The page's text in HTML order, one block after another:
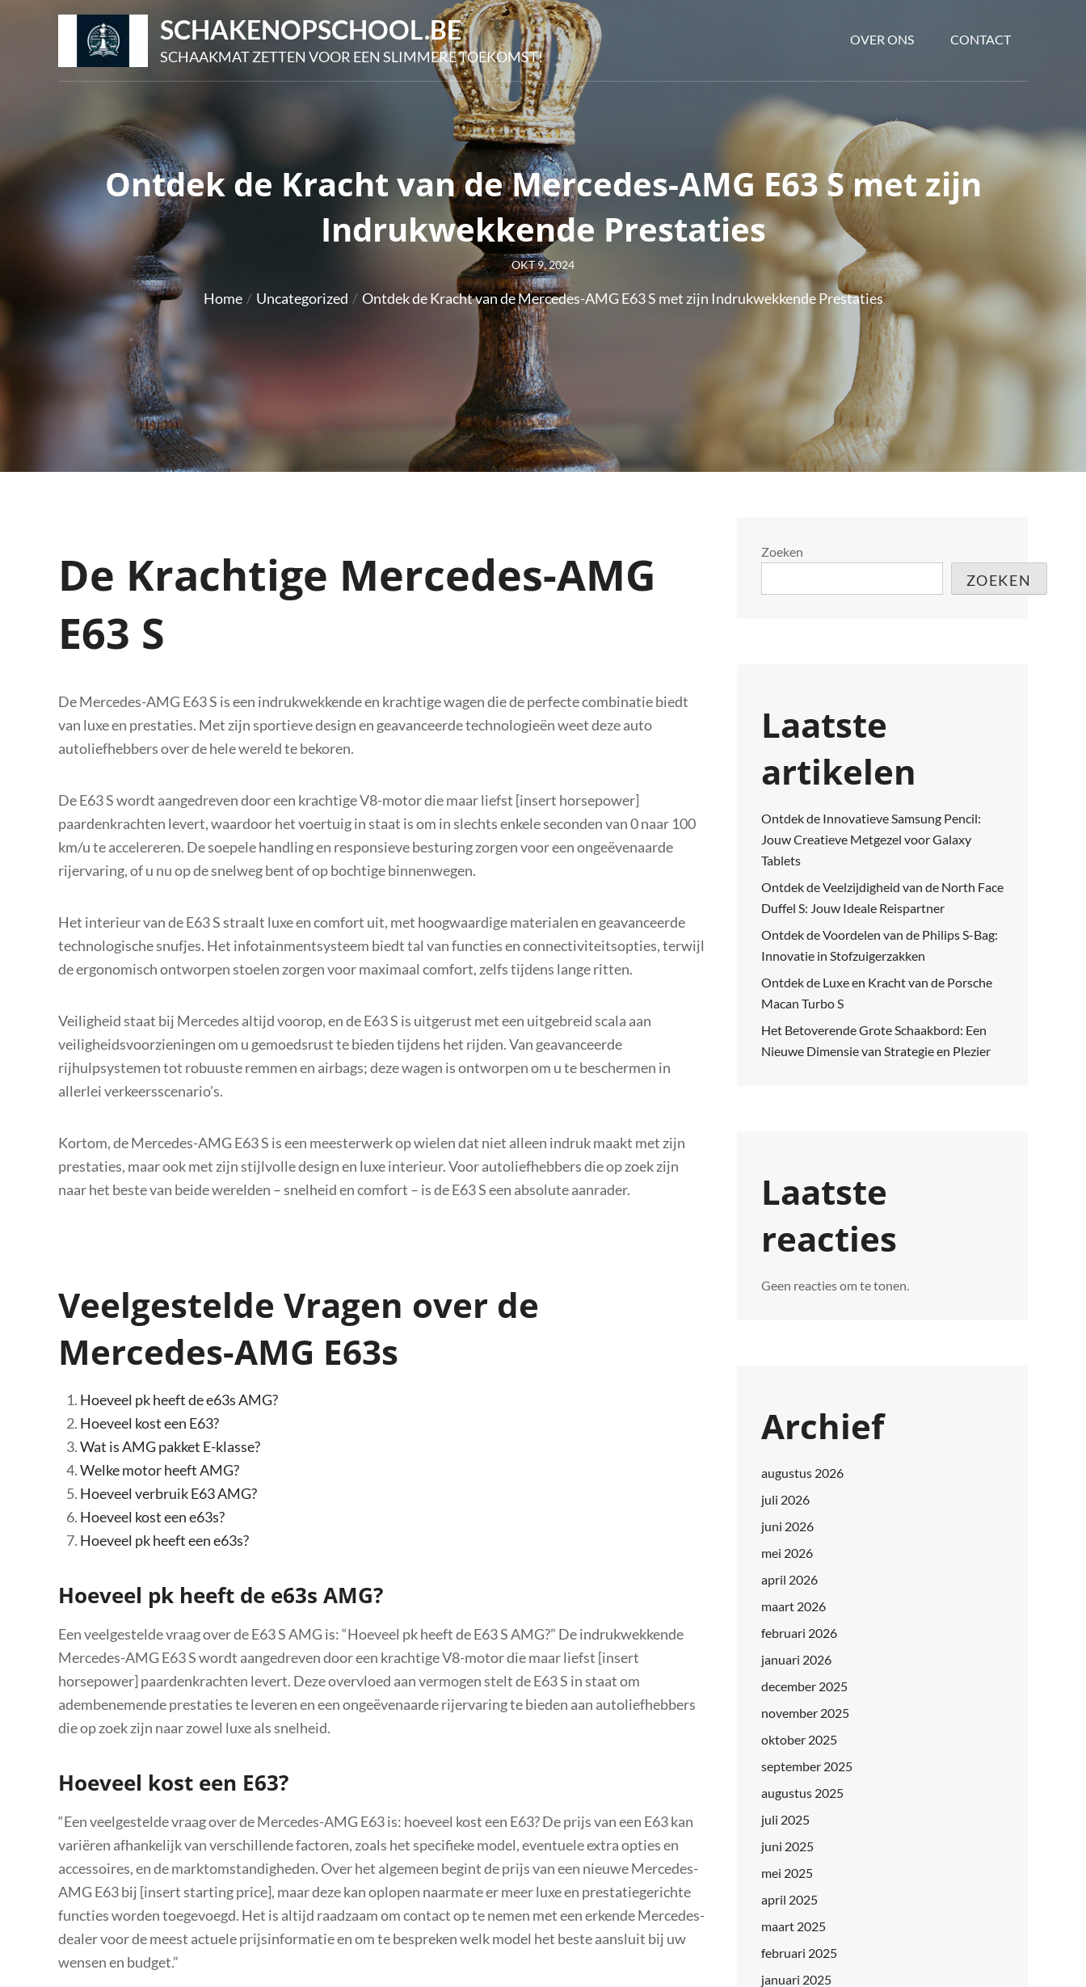
SCHAKENOPSCHOOL.BE
SCHAAKMAT ZETTEN VOOR EEN SLIMMERE TOEKOMST!
OVER ONS CONTACT
Ontdek de Kracht van de Mercedes-AMG E63 S met zijn
Indrukwekkende Prestaties
Posted
on
OKT 9, 2024
Home Uncategorized Ontdek de Kracht van de Mercedes-AMG E63 S met zijn Indrukwekkende Prestaties
De Krachtige Mercedes-AMG
E63 S
De Mercedes-AMG E63 S is een indrukwekkende en krachtige wagen die de perfecte combinatie biedt
van luxe en prestaties. Met zijn sportieve design en geavanceerde technologieën weet deze auto
autoliefhebbers over de hele wereld te bekoren.
De E63 S wordt aangedreven door een krachtige V8-motor die maar liefst [insert horsepower]
paardenkrachten levert, waardoor het voertuig in staat is om in slechts enkele seconden van 0 naar 100
km/u te accelereren. De soepele handling en responsieve besturing zorgen voor een ongeëvenaarde
rijervaring, of u nu op de snelweg bent of op bochtige binnenwegen.
Het interieur van de E63 S straalt luxe en comfort uit, met hoogwaardige materialen en geavanceerde
technologische snufjes. Het infotainmentsysteem biedt tal van functies en connectiviteitsopties, terwijl
de ergonomisch ontworpen stoelen zorgen voor maximaal comfort, zelfs tijdens lange ritten.
Veiligheid staat bij Mercedes altijd voorop, en de E63 S is uitgerust met een uitgebreid scala aan
veiligheidsvoorzieningen om u gemoedsrust te bieden tijdens het rijden. Van geavanceerde
rijhulpsystemen tot robuuste remmen en airbags; deze wagen is ontworpen om u te beschermen in
allerlei verkeersscenario’s.
Kortom, de Mercedes-AMG E63 S is een meesterwerk op wielen dat niet alleen indruk maakt met zijn
prestaties, maar ook met zijn stijlvolle design en luxe interieur. Voor autoliefhebbers die op zoek zijn
naar het beste van beide werelden – snelheid en comfort – is de E63 S een absolute aanrader.
Veelgestelde Vragen over de
Mercedes-AMG E63s
Hoeveel pk heeft de e63s AMG?
Hoeveel kost een E63?
Wat is AMG pakket E-klasse?
Welke motor heeft AMG?
Hoeveel verbruik E63 AMG?
Hoeveel kost een e63s?
Hoeveel pk heeft een e63s?
Hoeveel pk heeft de e63s AMG?
Een veelgestelde vraag over de E63 S AMG is: “Hoeveel pk heeft de E63 S AMG?” De indrukwekkende
Mercedes-AMG E63 S wordt aangedreven door een krachtige V8-motor die maar liefst [insert
horsepower] paardenkrachten levert. Deze overvloed aan vermogen stelt de E63 S in staat om
adembenemende prestaties te leveren en een ongeëvenaarde rijervaring te bieden aan autoliefhebbers
die op zoek zijn naar zowel luxe als snelheid.
Hoeveel kost een E63?
“Een veelgestelde vraag over de Mercedes-AMG E63 is: hoeveel kost een E63? De prijs van een E63 kan
variëren afhankelijk van verschillende factoren, zoals het specifieke model, eventuele extra opties en
accessoires, en de marktomstandigheden. Over het algemeen begint de prijs van een nieuwe Mercedes-
AMG E63 bij [insert starting price], maar deze kan oplopen naarmate er meer luxe en prestatiegerichte
functies worden toegevoegd. Het is altijd raadzaam om contact op te nemen met een erkende Mercedes-
dealer voor de meest actuele prijsinformatie en om te bespreken welk model het beste aansluit bij uw
wensen en budget.”
Zoeken
ZOEKEN
Laatste
artikelen
Ontdek de Innovatieve Samsung Pencil:
Jouw Creatieve Metgezel voor Galaxy
Tablets
Ontdek de Veelzijdigheid van de North Face
Duffel S: Jouw Ideale Reispartner
Ontdek de Voordelen van de Philips S-Bag:
Innovatie in Stofzuigerzakken
Ontdek de Luxe en Kracht van de Porsche
Macan Turbo S
Het Betoverende Grote Schaakbord: Een
Nieuwe Dimensie van Strategie en Plezier
Laatste
reacties
Geen reacties om te tonen.
Archief
augustus 2026
juli 2026
juni 2026
mei 2026
april 2026
maart 2026
februari 2026
januari 2026
december 2025
november 2025
oktober 2025
september 2025
augustus 2025
juli 2025
juni 2025
mei 2025
april 2025
maart 2025
februari 2025
januari 2025